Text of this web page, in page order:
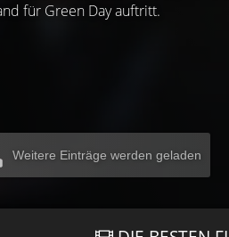
für Green Day auftritt.
Weitere Einträge werden geladen